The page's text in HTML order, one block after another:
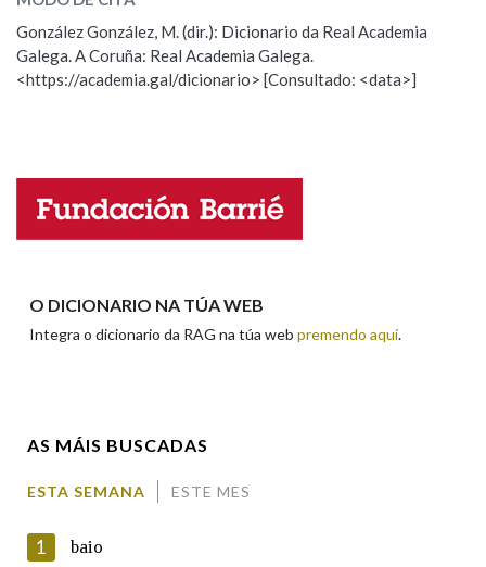
cursivo, cursiva
ESCOLLE UNHA OPCIÓN:
Propoño mellorar a definición
Falta unha voz
Comentario
González González, M. (dir.): Dicionario da Real Academia
Galega. A Coruña: Real Academia Galega.
<https://academia.gal/dicionario> [Consultado: <data>]
O DICIONARIO NA TÚA WEB
Integra o dicionario da RAG na túa web premendo aquí.
AS MÁIS BUSCADAS
ESTA SEMANA ESTE MES
1 baio